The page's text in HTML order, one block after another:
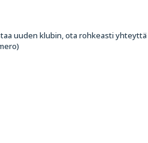
uuden klubin, ota rohkeasti yhteyttä